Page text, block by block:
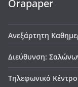
Orapaper
Ανεξάρτητη
Διεύθυνση:
Τηλεφωνικό